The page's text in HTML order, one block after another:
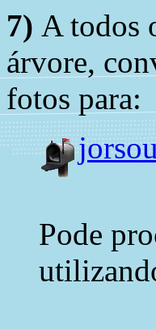
7) A todos
árvore,
fotos para:
Pode